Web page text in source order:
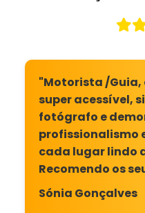
"Motorista /Guia,
super acessível,
fotógrafo e
profissionalismo
cada lugar lindo
Recomendo os
Sónia Gonçalves